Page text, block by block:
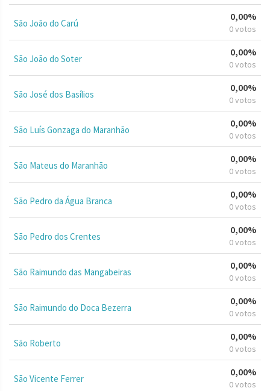
São João do Carú
0,00%
0 votos
São João do Soter
0,00%
0 votos
São José dos Basílios
0,00%
0 votos
São Luís Gonzaga do Maranhão
0,00%
0 votos
São Mateus do Maranhão
0,00%
0 votos
São Pedro da Água Branca
0,00%
0 votos
São Pedro dos Crentes
0,00%
0 votos
São Raimundo das Mangabeiras
0,00%
0 votos
São Raimundo do Doca Bezerra
0,00%
0 votos
São Roberto
0,00%
0 votos
São Vicente Ferrer
0,00%
0 votos